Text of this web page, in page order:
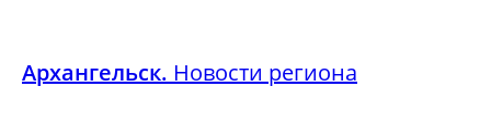
Архангельск. Новости региона